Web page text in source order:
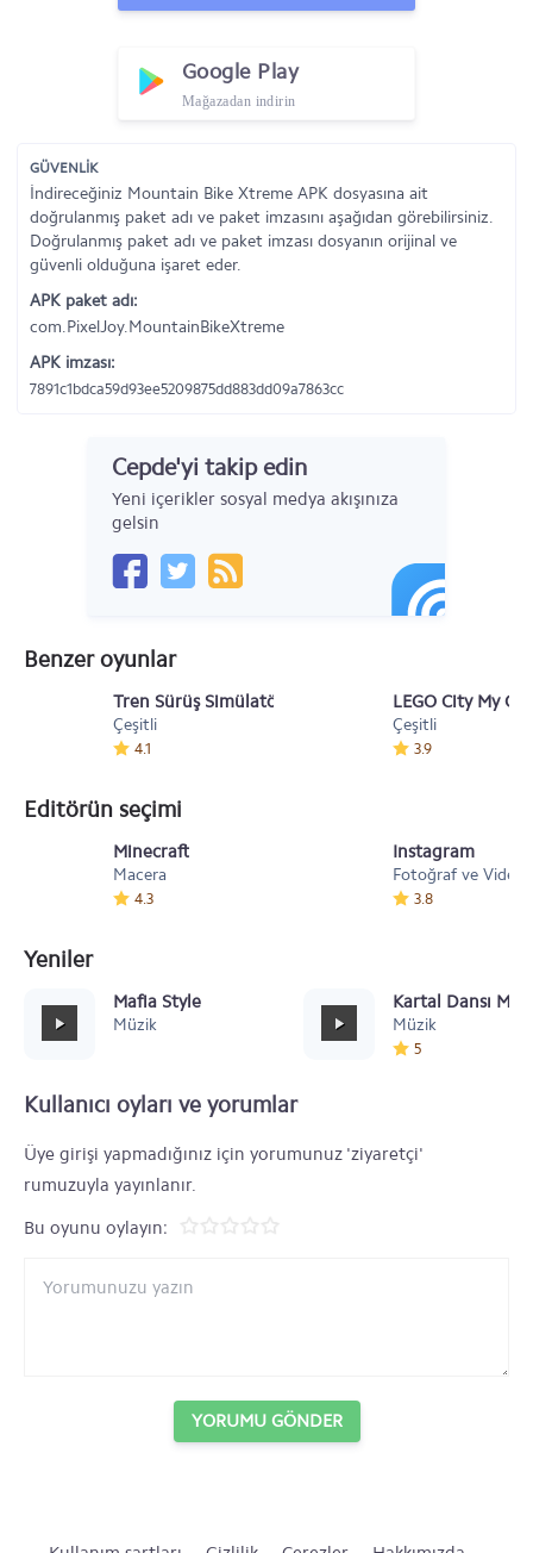
Google Play
Mağazadan indirin
GÜVENLİK
İndireceğiniz Mountain Bike Xtreme APK dosyasına ait
doğrulanmış paket adı ve paket imzasını aşağıdan görebilirsiniz.
Doğrulanmış paket adı ve paket imzası dosyanın orijinal ve
güvenli olduğuna işaret eder.
APK paket adı:
com.PixelJoy.MountainBikeXtreme
APK imzası:
7891c1bdca59d93ee5209875dd883dd09a7863cc
Cepde'yi takip edin
Yeni içerikler sosyal medya akışınıza
gelsin
Benzer oyunlar
Tren Sürüş Simülatörü v1.7
Çeşitli
4.1
LEGO City My
Çeşitli
3.9
Editörün seçimi
Minecraft
Macera
4.3
Instagram
Fotoğraf ve Video
3.8
Yeniler
Mafia Style
Müzik
Kartal Dansı
Müzik
5
Kullanıcı oyları ve yorumlar
Üye girişi yapmadığınız için yorumunuz 'ziyaretçi'
rumuzuyla yayınlanır.
Bu oyunu oylayın:
YORUMU GÖNDER